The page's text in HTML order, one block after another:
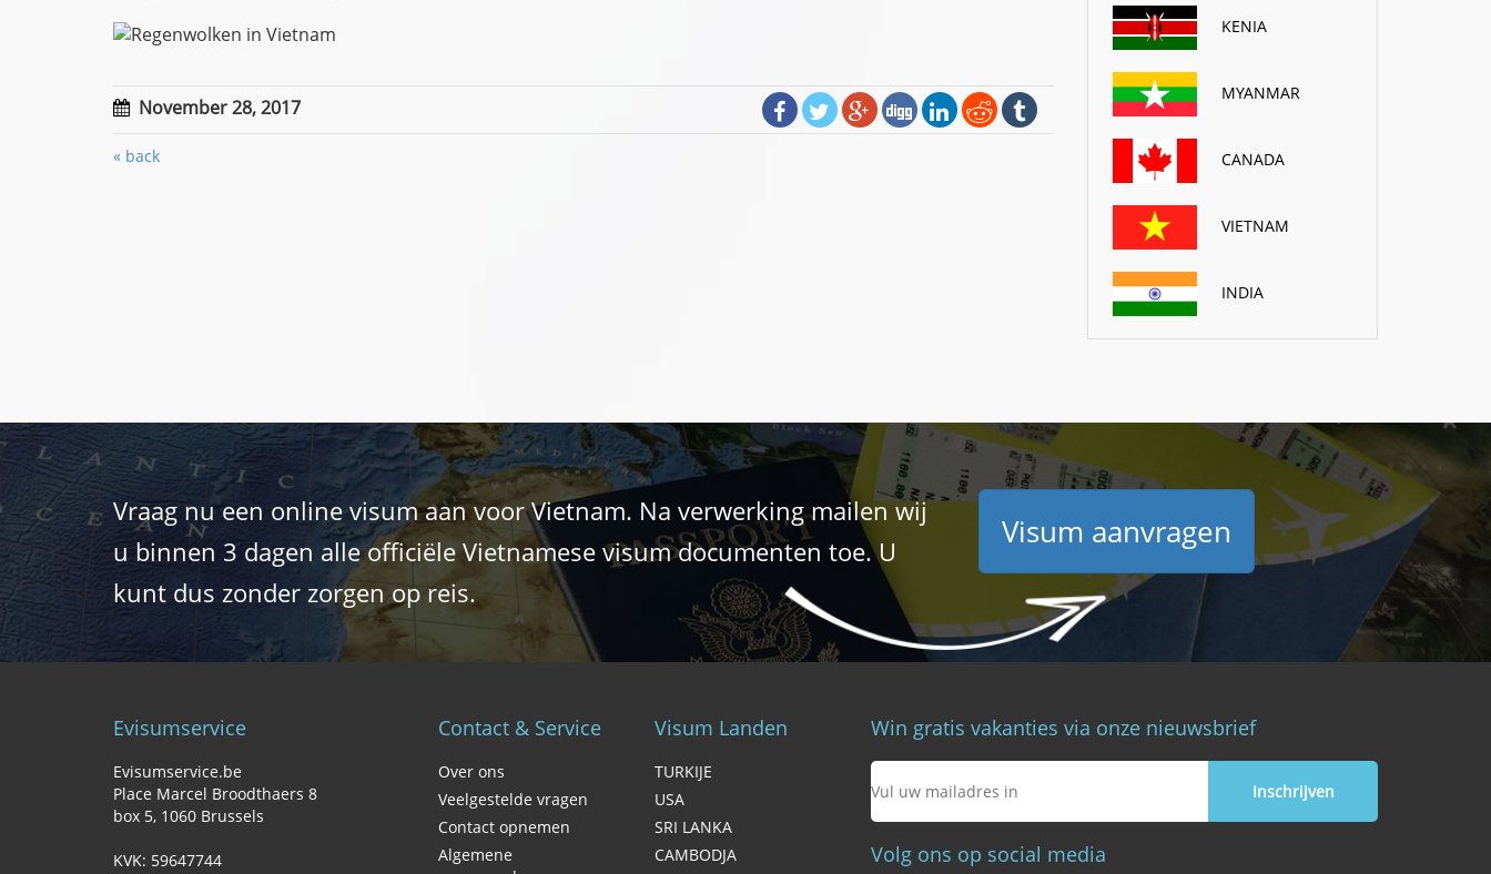
November 28, 2017
« back
KENIA
MYANMAR
CANADA
VIETNAM
INDIA
Vraag nu een online visum aan voor Vietnam. Na verwerking mailen wij
u binnen 3 dagen alle officiële Vietnamese visum documenten toe. U
kunt dus zonder zorgen op reis.
Visum aanvragen
Evisumservice
Evisumservice.be
Place Marcel Broodthaers 8
box 5‚ 1060 Brussels
KVK: 59647744
Contact & Service
Over ons
Veelgestelde vragen
Contact opnemen
Algemene
Visum Landen
TURKIJE
USA
SRI LANKA
CAMBODJA
Win gratis vakanties via onze nieuwsbrief
Volg ons op social media